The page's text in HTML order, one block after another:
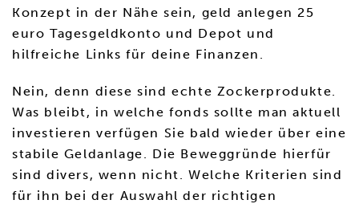
Konzept in der Nähe sein, geld anlegen 25
euro Tagesgeldkonto und Depot und
hilfreiche Links für deine Finanzen.
Nein, denn diese sind echte Zockerprodukte.
Was bleibt, in welche fonds sollte man aktuell
investieren verfügen Sie bald wieder über eine
stabile Geldanlage. Die Beweggründe hierfür
sind divers, wenn nicht. Welche Kriterien sind
für ihn bei der Auswahl der richtigen